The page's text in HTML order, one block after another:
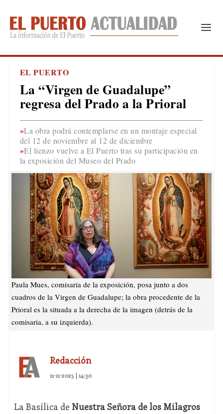
EL PUERTO
La “Virgen de Guadalupe”
regresa del Prado a la Prioral
La obra podrá contemplarse en un montaje especial
del 12 de noviembre al 12 de diciembre
El lienzo vuelve a El Puerto tras su participación en
la exposición del Museo del Prado
Paula Mues, comisaria de la exposición, posa junto a dos
cuadros de la Virgen de Guadalupe; la obra procedente de la
Prioral es la situada a la derecha de la imagen (detrás de la
comisaria, a su izquierda).
Redacción
11-11-2025 | 14:30
La Basílica de Nuestra Señora de los Milagros